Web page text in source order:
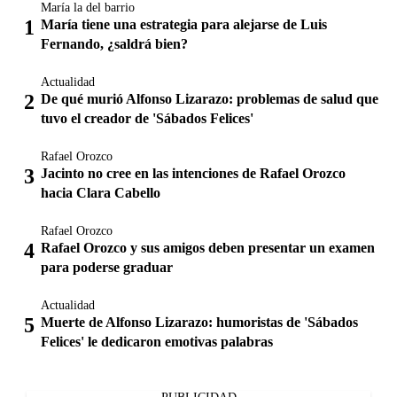
María la del barrio
María tiene una estrategia para alejarse de Luis
Fernando, ¿saldrá bien?
Actualidad
De qué murió Alfonso Lizarazo: problemas de salud que
tuvo el creador de 'Sábados Felices'
Rafael Orozco
Jacinto no cree en las intenciones de Rafael Orozco
hacia Clara Cabello
Rafael Orozco
Rafael Orozco y sus amigos deben presentar un examen
para poderse graduar
Actualidad
Muerte de Alfonso Lizarazo: humoristas de 'Sábados
Felices' le dedicaron emotivas palabras